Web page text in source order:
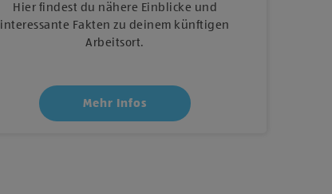
Hier findest du nähere Einblicke und
interessante Fakten zu deinem künftigen
Arbeitsort.
Mehr Infos